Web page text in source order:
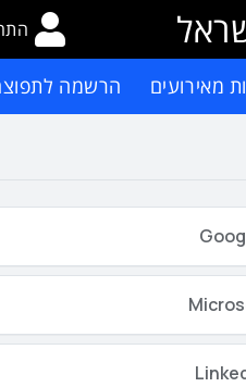
מאירועים הרשמה